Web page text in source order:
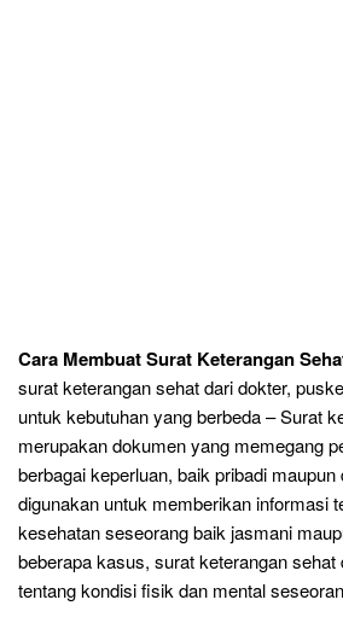
Cara Membuat Surat Keterangan
surat keterangan sehat dari dokter,
untuk kebutuhan yang berbeda – Surat
merupakan dokumen yang memegang
berbagai keperluan, baik pribadi maupun
digunakan untuk memberikan informasi
kesehatan seseorang baik jasmani
beberapa kasus, surat keterangan
tentang kondisi fisik dan mental